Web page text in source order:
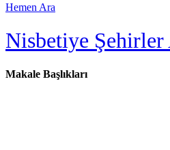
Hemen Ara
Nisbetiye Şehirler
Makale Başlıkları